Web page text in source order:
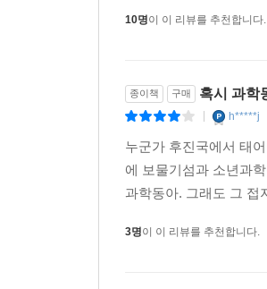
우주의 천체들 88
깜짝 퀴즈!
과학전람회 준비하기
탐험과 발견 108
탐험가의 지구 소식 110
사진 이야기 118
탐험을 위한 지식 120
10명이 이 리뷰를 추천합니다.
종이책 구매 혹시 과학
h*****j
누군가 후진국에서 태
에 보물기섬과 소년과
과학동아. 그래도 그 접
3명이 이 리뷰를 추천합니다.